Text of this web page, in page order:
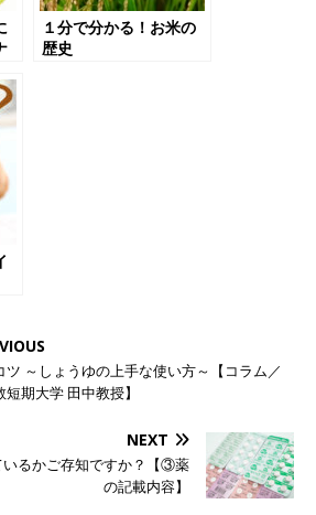
１分で分かる！お米の
歴史
ツ ～しょうゆの上手な使い方～【コラム／
期大学 田中教授】
NEXT
るかご存知ですか？【③薬
の記載内容】